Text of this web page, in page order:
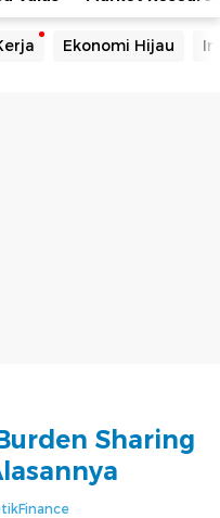
Ekonomi Hijau
Sharing